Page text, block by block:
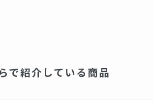
で紹介している商品